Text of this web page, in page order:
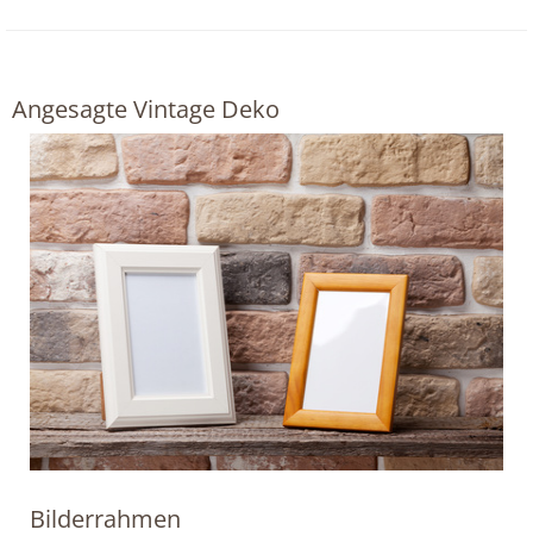
Angesagte Vintage Deko
Bilderrahmen